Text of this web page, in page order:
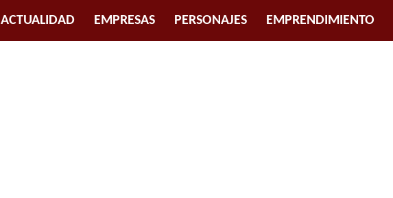
ACTUALIDAD EMPRESAS PERSONAJES EMPRENDIMIENTO